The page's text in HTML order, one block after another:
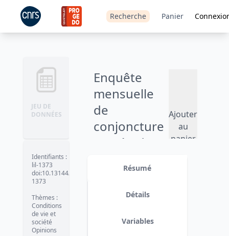
Recherche Panier
JEU DE
DONNÉES
Enquête
mensuelle
de
conjoncture
auprès des
Ajouter
au
panier
date :2020-03-13
Identifiants :
lil-1373
doi:10.13144/lil-
1373
Thèmes :
Conditions
de vie et
société
Opinions
Résumé
Détails
Variables